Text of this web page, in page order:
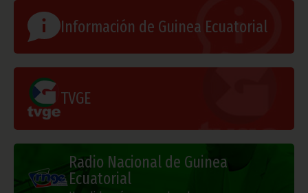
Información de Guinea Ecuatorial
TVGE
Radio Nacional de Guinea
Ecuatorial